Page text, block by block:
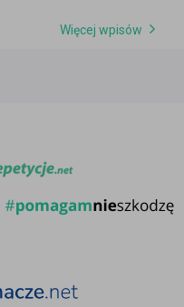
Więcej wpisów